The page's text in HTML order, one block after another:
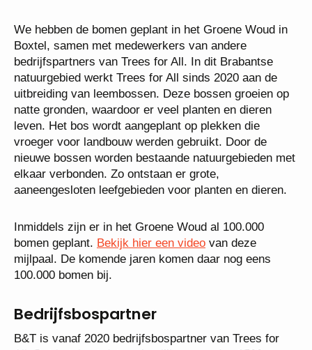
We hebben de bomen geplant in het Groene Woud in
Boxtel, samen met medewerkers van andere
bedrijfspartners van Trees for All. In dit Brabantse
natuurgebied werkt Trees for All sinds 2020 aan de
uitbreiding van leembossen. Deze bossen groeien op
natte gronden, waardoor er veel planten en dieren
leven. Het bos wordt aangeplant op plekken die
vroeger voor landbouw werden gebruikt. Door de
nieuwe bossen worden bestaande natuurgebieden met
elkaar verbonden. Zo ontstaan er grote,
aaneengesloten leefgebieden voor planten en dieren.
Inmiddels zijn er in het Groene Woud al 100.000
bomen geplant. Bekijk hier een video van deze
mijlpaal. De komende jaren komen daar nog eens
100.000 bomen bij.
Bedrijfsbospartner
B&T is vanaf 2020 bedrijfsbospartner van Trees for